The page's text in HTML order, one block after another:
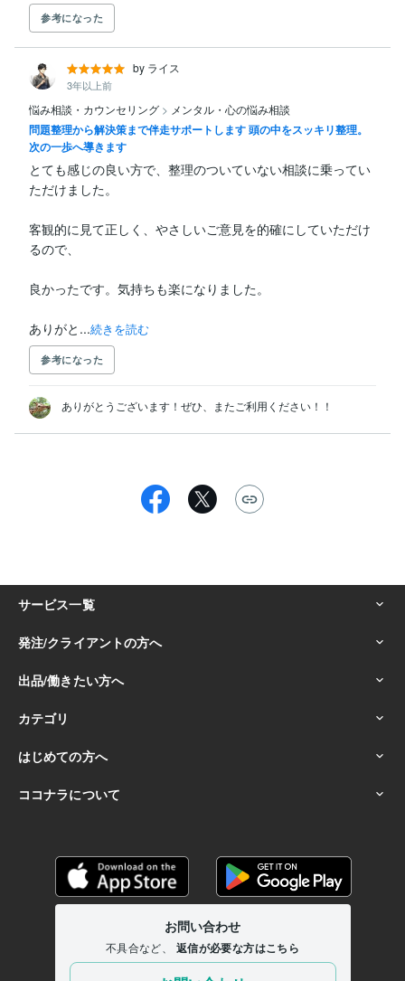
参考になった
by ライス
3年以上前
悩み相談・カウンセリング > メンタル・心の悩み相談
問題整理から解決策まで伴走サポートします 頭の中をスッキリ整理。
次の一歩へ導きます
とても感じの良い方で、整理のついていない相談に乗ってい
ただけました。
客観的に見て正しく、やさしいご意見を的確にしていただけ
るので、
良かったです。気持ちも楽になりました。
ありがと...続きを読む
参考になった
ありがとうございます！ぜひ、またご利用ください！！